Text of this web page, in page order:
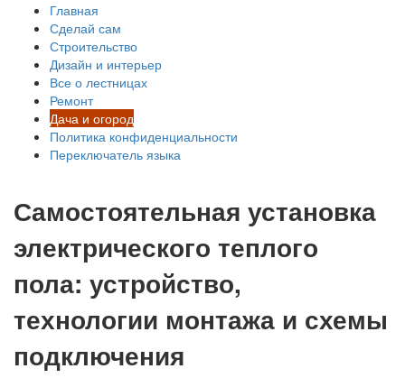
Главная
Сделай сам
Строительство
Дизайн и интерьер
Все о лестницах
Ремонт
Дача и огород
Политика конфиденциальности
Переключатель языка
Самостоятельная установка
электрического теплого
пола: устройство,
технологии монтажа и схемы
подключения